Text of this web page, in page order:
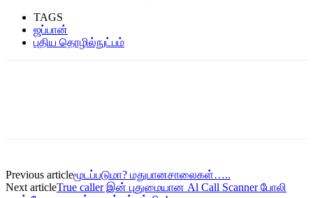
TAGS
ஜப்பான்
புதிய தொழில்நுட்பம்
Previous articleமூடப்படுமா? மதுபானசாலைகள்…..
Next articleTrue caller இன் புதுமையான Al Call Scanner போலி